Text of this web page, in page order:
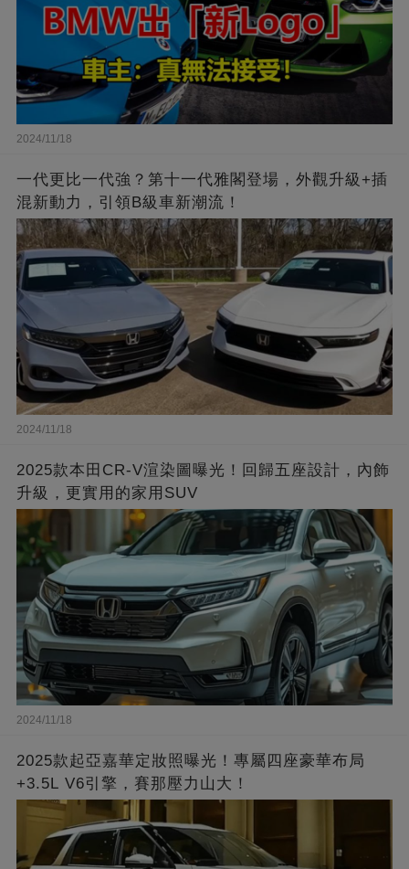
2024/11/18
一代更比一代強？第十一代雅閣登場，外觀升級+插
混新動力，引領B級車新潮流！
2024/11/18
2025款本田CR-V渲染圖曝光！回歸五座設計，內飾
升級，更實用的家用SUV
2024/11/18
2025款起亞嘉華定妝照曝光！專屬四座豪華布局
+3.5L V6引擎，賽那壓力山大！